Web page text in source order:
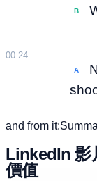
B
00:24
A
and from it:
LinkedIn 影
價值